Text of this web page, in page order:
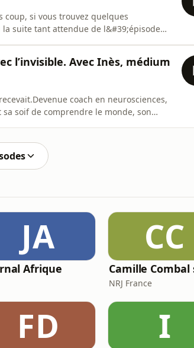
coup, si vous trouvez quelques
suite tant attendue de l&#39;épisode
l’invisible. Avec Inès, médium
coach en neurosciences,
soif de comprendre le monde, son
JA
Afrique
CC
NRJ France
FD I